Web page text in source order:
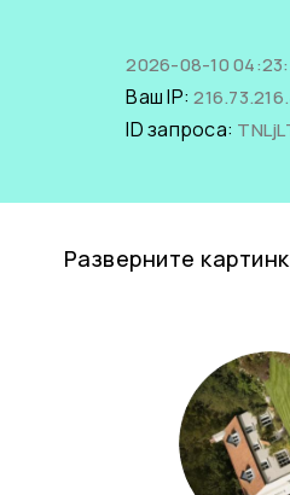
2026-08-10
Ваш IP:
ID запроса:
Разверните